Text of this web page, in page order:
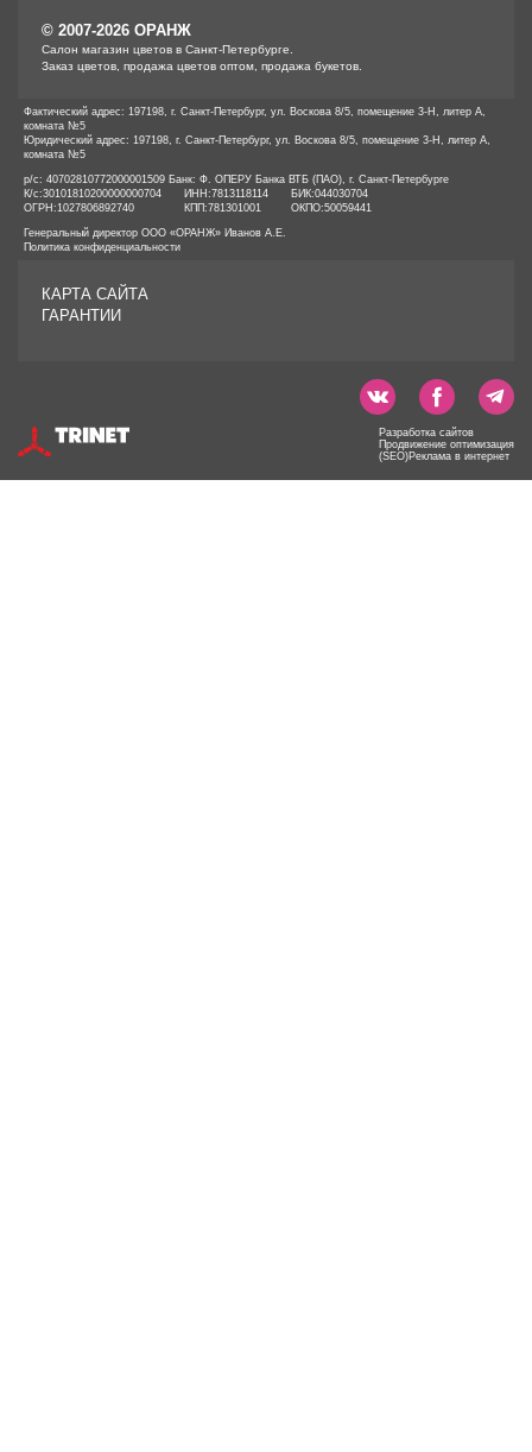
© 2007-2026 ОРАНЖ
Cалон магазин цветов в Санкт-Петербурге.
Заказ цветов, продажа цветов оптом, продажа букетов.
Фактический адрес: 197198, г. Санкт-Петербург, ул. Воскова 8/5, помещение 3-Н, литер А,
комната №5
Юридический адрес: 197198, г. Санкт-Петербург, ул. Воскова 8/5, помещение 3-Н, литер А,
комната №5
р/с: 40702810772000001509 Банк: Ф. ОПЕРУ Банка ВТБ (ПАО), г. Санкт-Петербурге
К/с:30101810200000000704 ИНН:7813118114 БИК:044030704
ОГРН:1027806892740 КПП:781301001 ОКПО:50059441
Генеральный директор ООО «ОРАНЖ» Иванов А.Е.
Политика конфиденциальности
КАРТА САЙТА
ГАРАНТИИ
Разработка сайтов
Продвижение оптимизация
(SEO)Реклама в интернет